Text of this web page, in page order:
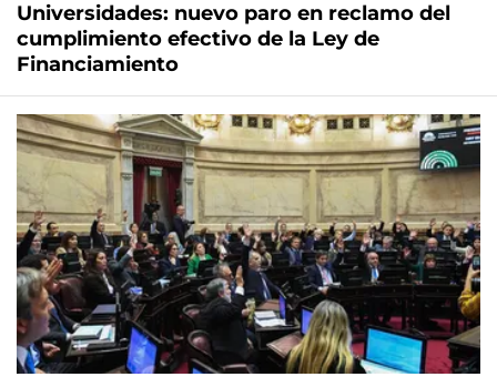
Universidades: nuevo paro en reclamo del
cumplimiento efectivo de la Ley de
Financiamiento